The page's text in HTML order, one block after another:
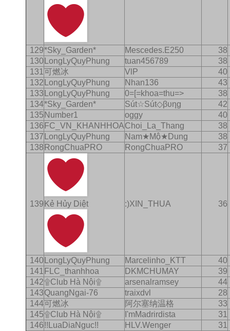
129*Sky_Garden* Mescedes.E250
38
130 LongLyQuyPhung tuan456789
38
131 可燃冰 VlP
40
132
LongLyQuyPhung Nhan136
43
133
LongLyQuyPhung 0=[=khoa=thu=>
38
134*Sky_Garden* Sút☆Sút◇βυηg
42
135 Number1 oggy
40
136 FC_VN_KHANHHOAChoi_La_Thang
38
137
LongLyQuyPhung Nam★Mộ★Dung
38
138 RongChuaPRO RongChuaPRO 37
139 Kẻ Hủy Diệt :)XIN_THUA 36
140 LongLyQuyPhung Marcelinho_KTT
40
141 FLC_thanhhoa DKMCHUMAY
39
142۩Club Hà Nội۩ arsenalramsey
44
143QuangNgai-76 traixdvl
28
144可燃冰 阿尔塞纳温格
33
145۩Club Hà Nội۩ I'mMadrirdista
31
146!!LuaDiaNguc!! HLV.Wenger
31